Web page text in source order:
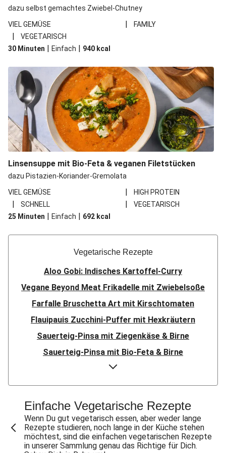
dazu selbst gemachtes Zwiebel-Chutney
VIEL GEMÜSE
| FAMILY
|
VEGETARISCH
30 Minuten | Einfach | 940 kcal
Linsensuppe mit Bio-Feta & veganen Filetstücken
dazu Pistazien-Koriander-Gremolata
VIEL GEMÜSE
| HIGH PROTEIN
| SCHNELL |
VEGETARISCH
25 Minuten | Einfach | 692 kcal
Vegetarische Rezepte
Aloo Gobi: Indisches Kartoffel-Curry
Vegane Beyond Meat Frikadelle mit Zwiebelsoße
Farfalle Bruschetta Art mit Kirschtomaten
Flauipauis Zucchini-Puffer mit Hexkräutern
Sauerteig-Pinsa mit Ziegenkäse & Birne
Sauerteig-Pinsa mit Bio-Feta & Birne
Indisches Streetfood: Mumbai Pav Bhaji
Aloo Gobi: Indisches Kartoffel-Curry
Flauipauis Zucchini-Puffer mit Hexkräutern
Rauchige Süßkartoffel-Blumenkohl-Tajine
Nord-Indischer Palak Paneer in spicy Spinatcurry
Bowl & doppelt veganen Sweet-Chili-Filetstücken
Einfache Vegetarische Rezepte
Wenn Du gut vegetarisch essen, aber weder lange
Rezepte studieren, noch lange in der Küche stehen
möchtest, sind die einfachen vegetarischen Rezepte
in unserer Sammlung genau das Richtige für Dich.